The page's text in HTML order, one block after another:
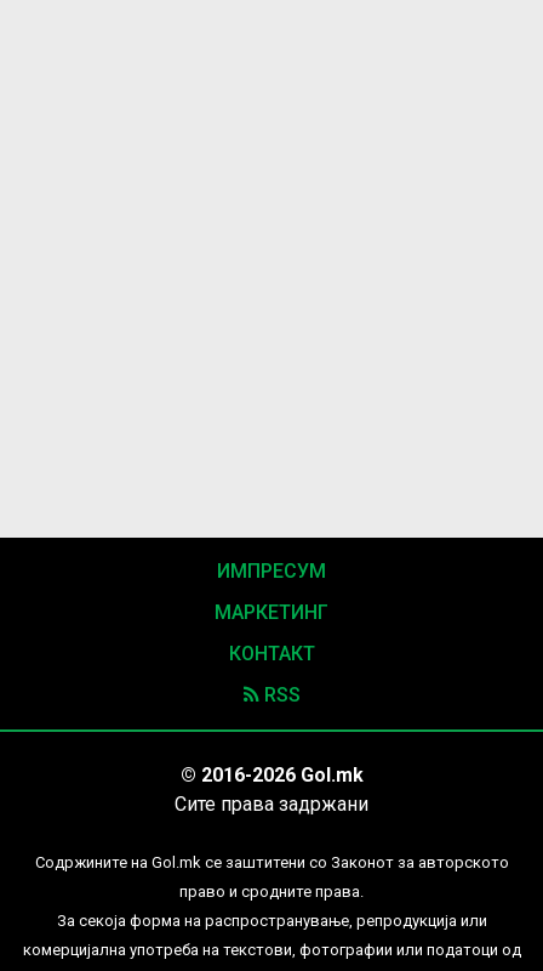
ИМПРЕСУМ
МАРКЕТИНГ
КОНТАКТ
RSS
© 2016-2026 Gol.mk
Сите права задржани
Содржините на Gol.mk се заштитени со Законот за авторското
право и сродните права.
За секоја форма на распространување, репродукција или
комерцијална употреба на текстови, фотографии или податоци од